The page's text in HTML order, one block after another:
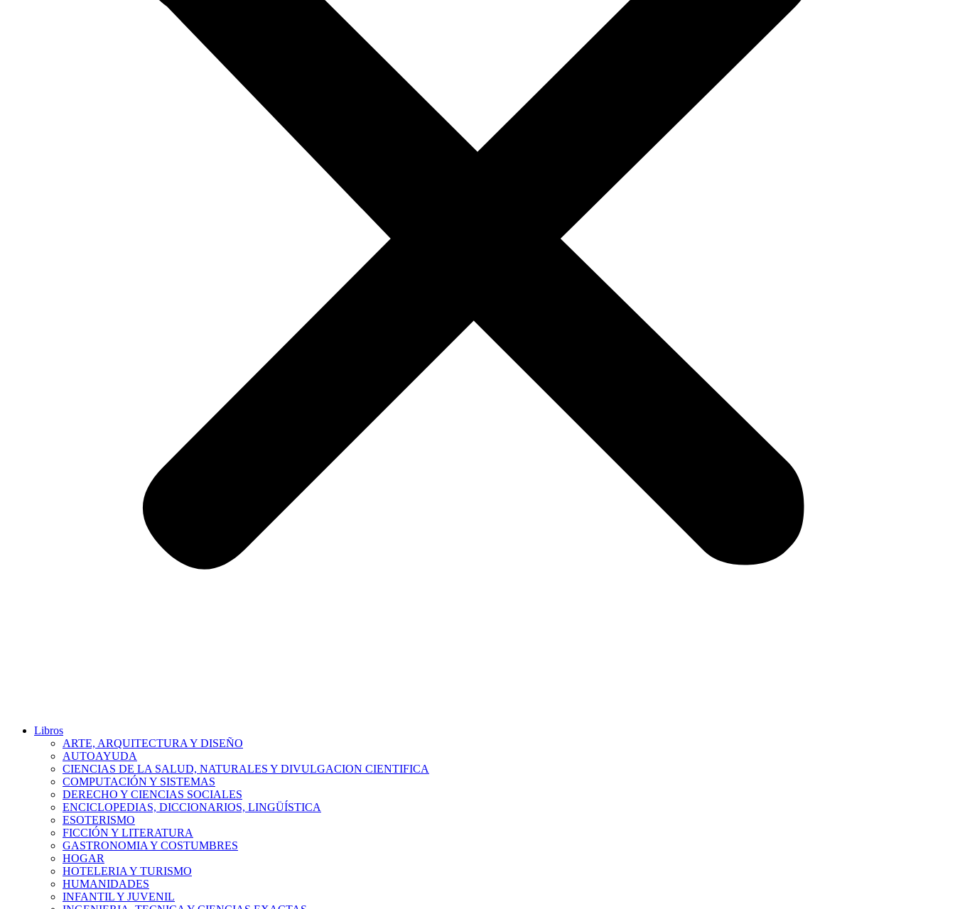
Libros
ARTE, ARQUITECTURA Y DISEÑO
AUTOAYUDA
CIENCIAS DE LA SALUD, NATURALES Y DIVULGACION CIENTIFICA
COMPUTACIÓN Y SISTEMAS
DERECHO Y CIENCIAS SOCIALES
ENCICLOPEDIAS, DICCIONARIOS, LINGÜÍSTICA
ESOTERISMO
FICCIÓN Y LITERATURA
GASTRONOMIA Y COSTUMBRES
HOGAR
HOTELERIA Y TURISMO
HUMANIDADES
INFANTIL Y JUVENIL